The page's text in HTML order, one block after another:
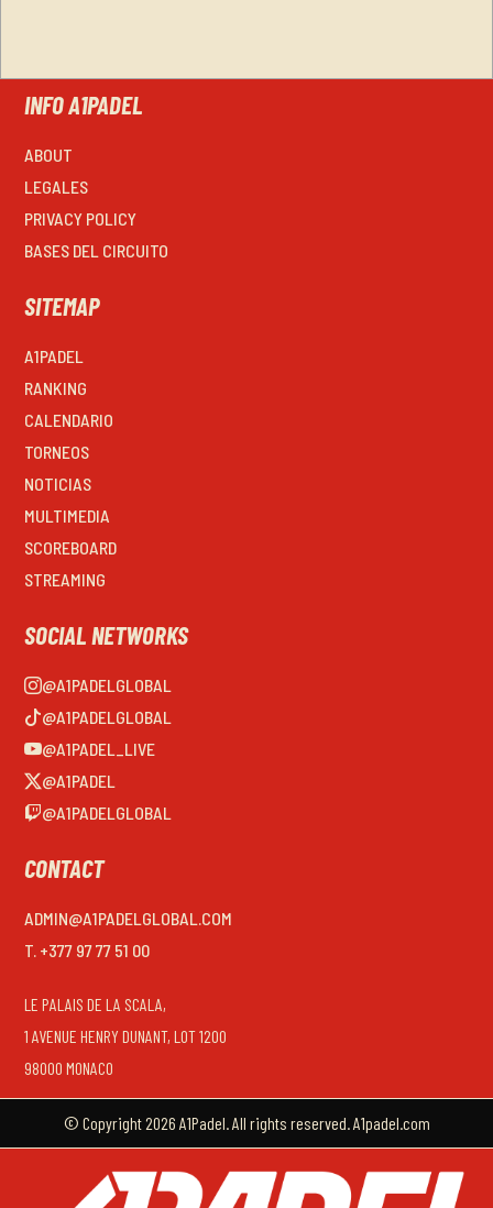
INFO A1PADEL
ABOUT
LEGALES
PRIVACY POLICY
BASES DEL CIRCUITO
SITEMAP
A1PADEL
RANKING
CALENDARIO
TORNEOS
NOTICIAS
MULTIMEDIA
SCOREBOARD
STREAMING
SOCIAL NETWORKS
@A1PADELGLOBAL
@A1PADELGLOBAL
@A1PADEL_LIVE
@A1PADEL
@A1PADELGLOBAL
CONTACT
ADMIN@A1PADELGLOBAL.COM
T. +377 97 77 51 00
LE PALAIS DE LA SCALA,
1 AVENUE HENRY DUNANT, LOT 1200
98000 MONACO
© Copyright 2026 A1Padel. All rights reserved. A1padel.com